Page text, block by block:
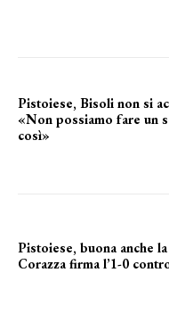
Pistoiese, Bisoli non si
«Non possiamo fare un
così»
Pistoiese, buona anche
Corazza firma l’1-0